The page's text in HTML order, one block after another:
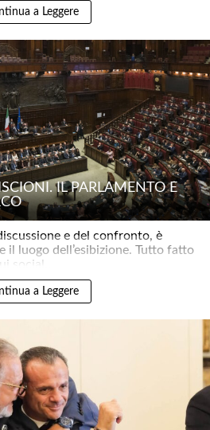
a Leggere
IL PARLAMENTO È
e del confronto, è
il luogo dell’esibizione. Tutto fatto
social..
a Leggere